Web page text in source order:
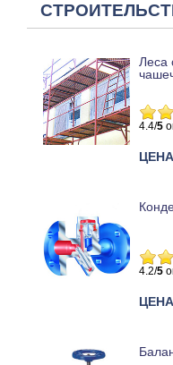
Леса
4.4/5
ЦЕНА
4.2/5
ЦЕНА